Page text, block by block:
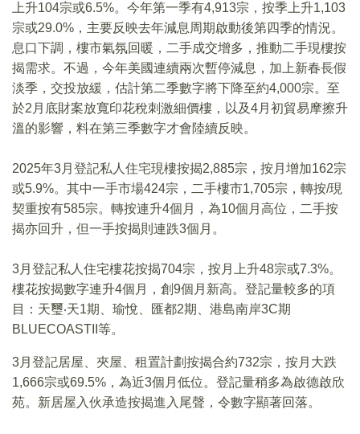
上升104宗或6.5%。今年第一季有4,913宗，按季上升1,103
宗或29.0%，主要反映去年減息周期啟動後第四季的情況。
息口下調，樓市氣氛回暖，二手成交增多，推動二手現樓按
揭需求。不過，今年美國連續兩次暫停減息，加上新春長假
淡季，交投放緩，估計第二季數字將下降至約4,000宗。至
於2月底財案放寬印花稅刺激細價樓，以及4月初貿易摩擦升
溫的影響，料在第三季數字才會陸續反映。
2025年3月登記私人住宅現樓按揭2,885宗，按月增加162宗
或5.9%。其中一手市場424宗，二手樓市1,705宗，轉按/現
契重按有585宗。轉按連升4個月，為10個月高位，二手按
揭亦回升，但一手按揭則連跌3個月。
3月登記私人住宅樓花按揭704宗，按月上升48宗或7.3%。
樓花按揭數字連升4個月，創9個月新高。登記量較多的項
目：天璽‧天1期、瑜悅、匯都2期、港島南岸3C期
BLUECOASTII等。
3月登記居屋、夾屋、租置計劃按揭合約732宗，按月大跌
1,666宗或69.5%，為近3個月低位。登記量稍多為啟德啟欣
苑。新居屋入伙承造按揭進入尾聲，令數字顯著回落。